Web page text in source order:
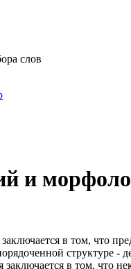
слов
и
в том, что
структуре -
заключается в том, что